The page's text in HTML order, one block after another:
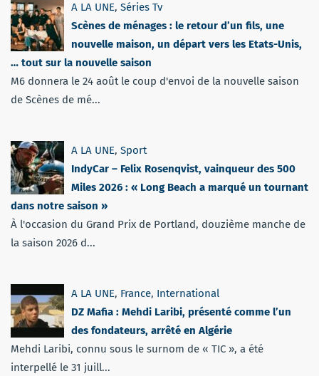
A LA UNE, Séries Tv
Scènes de ménages : le retour d’un fils, une
nouvelle maison, un départ vers les Etats-Unis,
… tout sur la nouvelle saison
M6 donnera le 24 août le coup d'envoi de la nouvelle saison
de Scènes de mé...
A LA UNE, Sport
IndyCar – Felix Rosenqvist, vainqueur des 500
Miles 2026 : « Long Beach a marqué un tournant
dans notre saison »
À l'occasion du Grand Prix de Portland, douzième manche de
la saison 2026 d...
A LA UNE, France, International
DZ Mafia : Mehdi Laribi, présenté comme l’un
des fondateurs, arrêté en Algérie
Mehdi Laribi, connu sous le surnom de « TIC », a été
interpellé le 31 juill...